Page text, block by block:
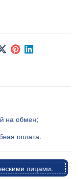
на обмен;
оплата.
лицами.